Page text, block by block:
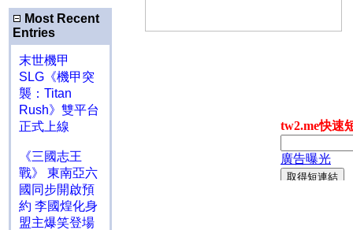
Most Recent
Entries
末世機甲
SLG《機甲突
襲：Titan
Rush》雙平台
正式上線
《三國志王
戰》 東南亞六
國同步開啟預
約 李國煌化身
盟主爆笑登場